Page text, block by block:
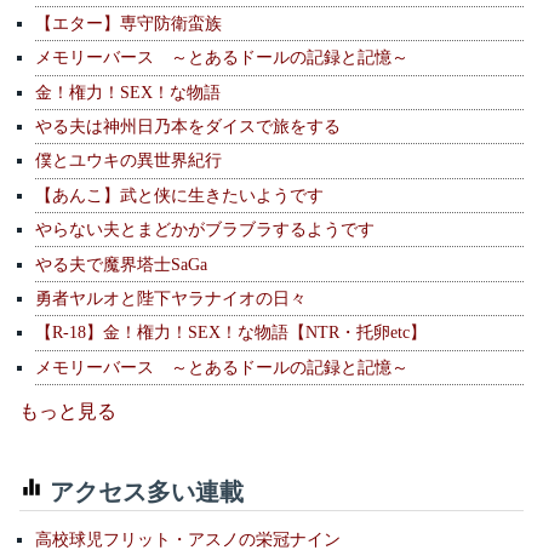
【エター】専守防衛蛮族
メモリーバース ～とあるドールの記録と記憶～
金！権力！SEX！な物語
やる夫は神州日乃本をダイスで旅をする
僕とユウキの異世界紀行
【あんこ】武と侠に生きたいようです
やらない夫とまどかがブラブラするようです
やる夫で魔界塔士SaGa
勇者ヤルオと陛下ヤラナイオの日々
【R-18】金！権力！SEX！な物語【NTR・托卵etc】
メモリーバース ～とあるドールの記録と記憶～
もっと見る
アクセス多い連載
高校球児フリット・アスノの栄冠ナイン